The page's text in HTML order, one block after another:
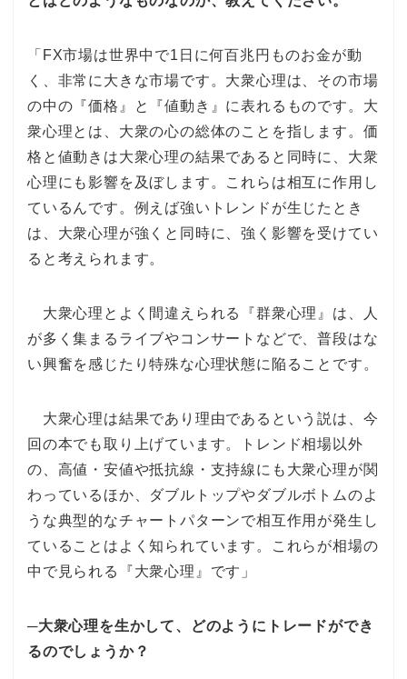
「FX市場は世界中で1日に何百兆円ものお金が動
く、非常に大きな市場です。大衆心理は、その市場
の中の『価格』と『値動き』に表れるものです。大
衆心理とは、大衆の心の総体のことを指します。価
格と値動きは大衆心理の結果であると同時に、大衆
心理にも影響を及ぼします。これらは相互に作用し
ているんです。例えば強いトレンドが生じたとき
は、大衆心理が強くと同時に、強く影響を受けてい
ると考えられます。
大衆心理とよく間違えられる『群衆心理』は、人
が多く集まるライブやコンサートなどで、普段はな
い興奮を感じたり特殊な心理状態に陥ることです。
大衆心理は結果であり理由であるという説は、今
回の本でも取り上げています。トレンド相場以外
の、高値・安値や抵抗線・支持線にも大衆心理が関
わっているほか、ダブルトップやダブルボトムのよ
うな典型的なチャートパターンで相互作用が発生し
ていることはよく知られています。これらが相場の
中で見られる『大衆心理』です」
─大衆心理を生かして、どのようにトレードができ
るのでしょうか？